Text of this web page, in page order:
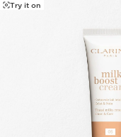
Try it on